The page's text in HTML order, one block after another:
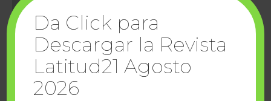
Da Click para
Descargar la Revista
Latitud21 Agosto
2026